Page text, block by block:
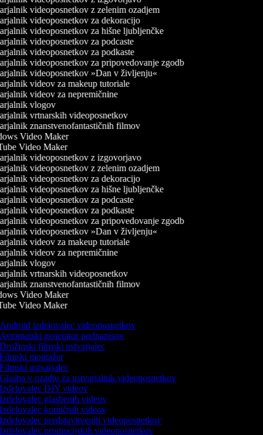
videoposnetkov z zelenim ozadjem
videoposnetkov za dekoracijo
videoposnetkov za hišne ljubljenčke
videoposnetkov za podcaste
videoposnetkov za podkaste
videoposnetkov za pripovedovanje zgodb
videoposnetkov »Dan v življenju«
videov za makeup tutoriale
videov za nepremičnine
vlogov
vrtnarskih videoposnetkov
znanstvenofantastičnih filmov
Video Maker
Video Maker
videoposnetkov z izgovorjavo
videoposnetkov z zelenim ozadjem
videoposnetkov za dekoracijo
videoposnetkov za hišne ljubljenčke
videoposnetkov za podcaste
videoposnetkov za podkaste
videoposnetkov za pripovedovanje zgodb
videoposnetkov »Dan v življenju«
videov za makeup tutoriale
videov za nepremičnine
vlogov
vrtnarskih videoposnetkov
znanstvenofantastičnih filmov
Video Maker
Video Maker
izdelovalec videoposnetkov
generator podnapisov
filmski ustvarjalec
montažer
ustvarjalec
v ozadju za ustvarjalnik videoposnetkov
DIY videov
glasbenih videov
komičnih videov
predstavitvenih videoposnetkov
promocijskih videoposnetkov